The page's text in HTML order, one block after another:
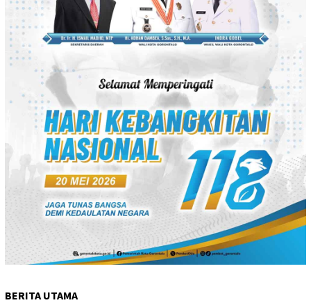
BERITA UTAMA